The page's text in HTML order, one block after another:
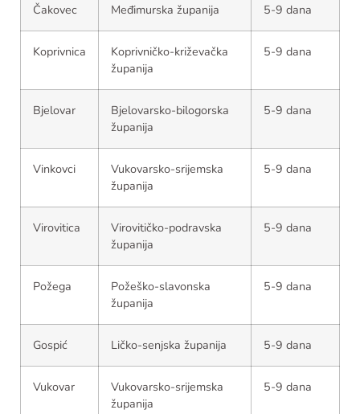
Čakovec Međimurska županija 5-9 dana
Koprivnica
Koprivničko-križevačka
županija
5-9 dana
Bjelovar
Bjelovarsko-bilogorska
županija
5-9 dana
Vinkovci
Vukovarsko-srijemska
županija
5-9 dana
Virovitica
Virovitičko-podravska
županija
5-9 dana
Požega
Požeško-slavonska
županija
5-9 dana
Gospić Ličko-senjska županija 5-9 dana
Vukovar
Vukovarsko-srijemska
županija
5-9 dana